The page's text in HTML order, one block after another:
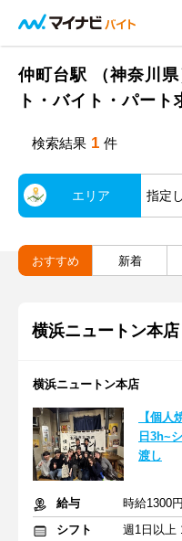
仲町台駅 （神奈川
ト・バイト・パート
検索結果 1 件
エリア 指定
おすすめ 新着
横浜ニュートン本店
横浜ニュートン本店
【個
日3h~
渡し
給与
時給1300
シフト